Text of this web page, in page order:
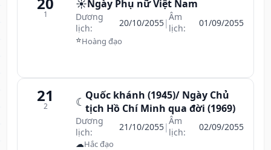
1
☀️Ngày Phụ nữ Việt Nam
Dương
lịch:
20/10/2055|Âm
lịch:
01/09/2055
⭐Hoàng đạo
21
2 ☾ Quốc khánh (1945)/ Ngày Chủ
tịch Hồ Chí Minh qua đời (1969)
Dương
lịch:
21/10/2055|Âm
lịch:
02/09/2055
☁Hắc đạo